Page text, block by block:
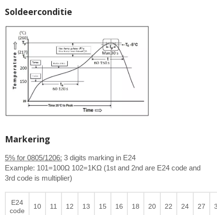
Soldeerconditie
Markering
5% for 0805/1206: 3 digits marking in E24
Example: 101=100Ω 102=1KΩ (1st and 2nd are E24 code and
3rd code is multiplier)
E24
code
10 11 12 13 15 16 18 20 22 24 27